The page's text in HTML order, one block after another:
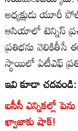
అధ్యక్షుడు యూరీ
ఆసియాలో టెన్నిస్‌
ప్రతిభను
స్థాయిలో ఏటీఎఫ్‌
ఇవి కూడా చదవండి:
ఐసీసీ ఎన్నికల్లో
ఖ్వాజాకు షాక్!